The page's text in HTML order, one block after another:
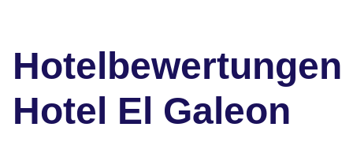
Hotelbewertungen
Hotel El Galeon